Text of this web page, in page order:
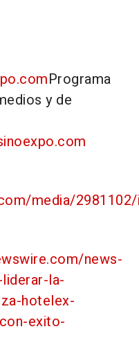
Programa
y de
media/
news-
la-
hotelex-
exito-